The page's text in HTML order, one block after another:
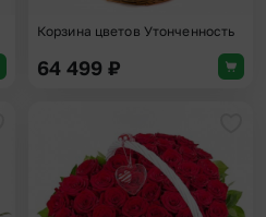
Корзина цветов Утонченность
64 499 ₽
Добавить в избранное